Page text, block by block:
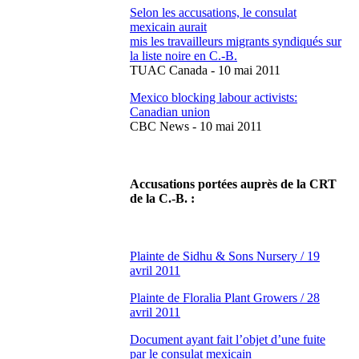
Selon les accusations, le consulat
mexicain aurait
mis les travailleurs migrants syndiqués sur
la liste noire en C.-B.
TUAC Canada - 10 mai 2011
Mexico blocking labouractivists:
Canadian union
CBC News - 10 mai 2011
Accusations portées auprès de la CRT
de la C.-B. :
Plainte de Sidhu & Sons Nursery / 19
avril 2011
Plainte de Floralia Plant Growers / 28
avril 2011
Document ayant fait l’objet d’une fuite
par le consulat mexicain